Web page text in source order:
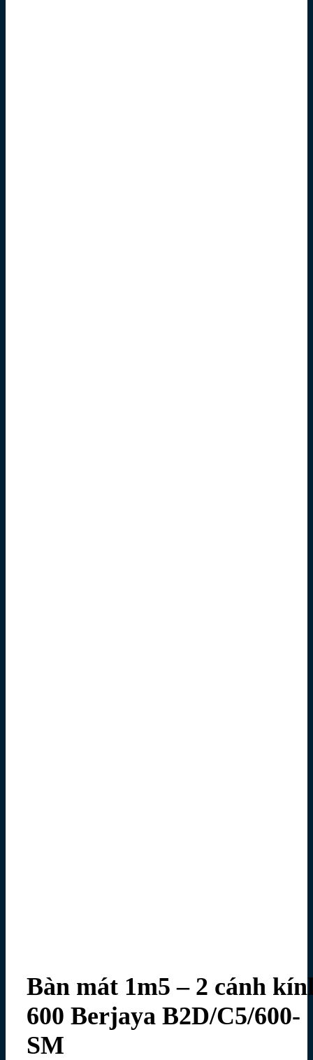
Bàn mát 1m5 – 2 cánh
600 Berjaya B2D/C5/600-
SM